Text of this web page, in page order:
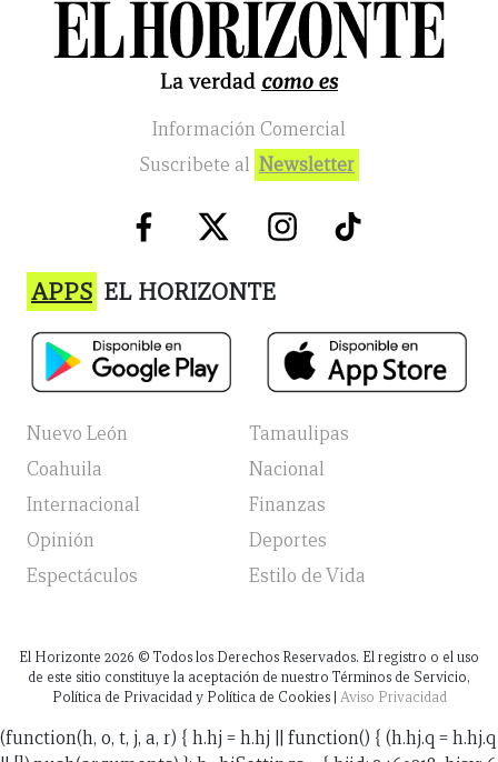
Información Comercial
Suscribete al Newsletter
APPS EL HORIZONTE
Nuevo León
Tamaulipas
Coahuila
Nacional
Internacional
Finanzas
Opinión
Deportes
Espectáculos
Estilo de Vida
El Horizonte 2026 © Todos los Derechos Reservados. El registro o el uso
de este sitio constituye la aceptación de nuestro Términos de Servicio,
Política de Privacidad y Política de Cookies | Aviso Privacidad
(function(h, o, t, j, a, r) { h.hj = h.hj || function() { (h.hj.q = h.hj.q